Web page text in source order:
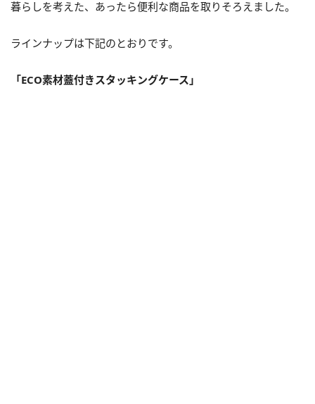
暮らしを考えた、あったら便利な商品を取りそろえました。
ラインナップは下記のとおりです。
「ECO素材蓋付きスタッキングケース」